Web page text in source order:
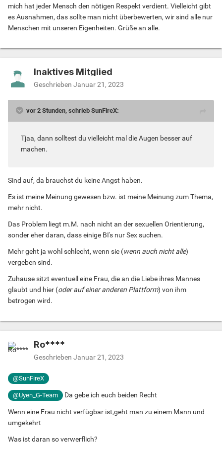
mich hat jeder Mensch den nötigen Respekt verdient. Vielleicht gibt
es Ausnahmen, das sollte man nicht überbewerten, wir sind alle nur
Menschen mit unseren Eigenheiten. Grüße an alle.
Inaktives Mitglied
Geschrieben Januar 21, 2023
vor 2 Stunden, schrieb SunFireX:
Tjaa, dann solltest du vielleicht mal die Augen besser auf
machen.
Sind auf, da brauchst du keine Angst haben.
Es ist meine Meinung gewesen bzw. ist meine Meinung zum Thema,
mehr nicht.
Das Problem liegt m.M. nach nicht an der sexuellen Orientierung,
sonder eher daran, dass einige BI's nur Sex suchen.
Mehr geht ja wohl schlecht, wenn sie (wenn auch nicht alle)
vergeben sind.
Zuhause sitzt eventuell eine Frau, die an die Liebe ihres Mannes
glaubt und hier (oder auf einer anderen Plattform) von ihm
betrogen wird.
Ro****
Geschrieben Januar 21, 2023
@SunFireX
@Uyen_G-Team Da gebe ich euch beiden Recht
Wenn eine Frau nicht verfügbar ist,geht man zu einem Mann und
umgekehrt
Was ist daran so verwerflich?